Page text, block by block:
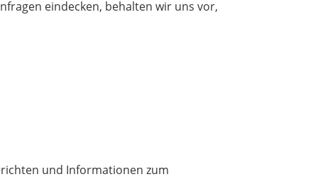
eindecken, behalten wir uns vor,
und Informationen zum